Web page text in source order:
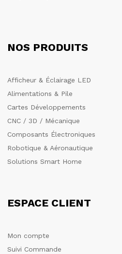
NOS PRODUITS
Afficheur & Éclairage LED
Alimentations & Pile
Cartes Développements
CNC / 3D / Mécanique
Composants Électroniques
Robotique & Aéronautique
Solutions Smart Home
ESPACE CLIENT
Mon compte
Suivi Commande